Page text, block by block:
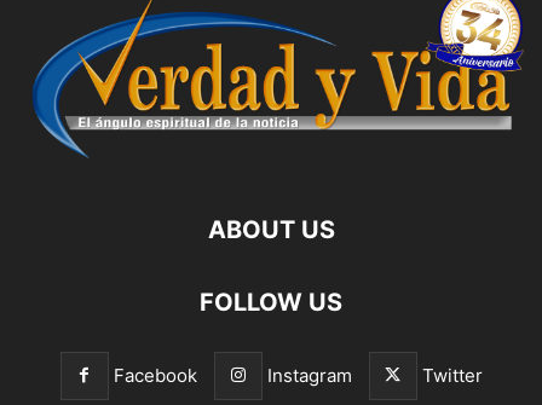
ABOUT US
FOLLOW US
Facebook Instagram Twitter